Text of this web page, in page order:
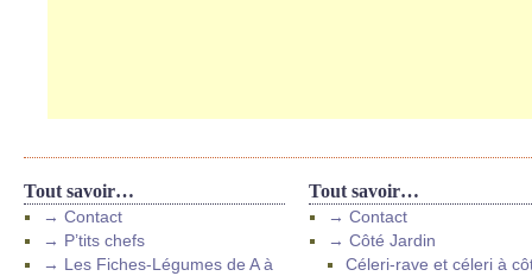
Tout savoir…
→ Contact
→ P’tits chefs
→ Les Fiches-Légumes de A à
Tout savoir…
→ Contact
→ Côté Jardin
Céleri-rave et céleri à